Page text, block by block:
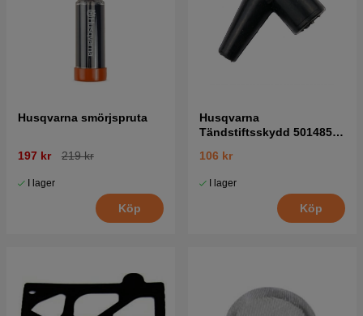
Husqvarna smörjspruta
197 kr 219 kr
I lager
Köp
Husqvarna
Tändstiftsskydd 5014854-
106 kr
I lager
Köp